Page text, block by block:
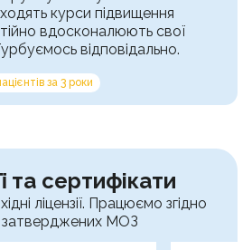
курси підвищення
вдосконалюють свої
відповідально.
за 3 роки
та сертифікати
ліцензії. Працюємо згідно
МОЗ